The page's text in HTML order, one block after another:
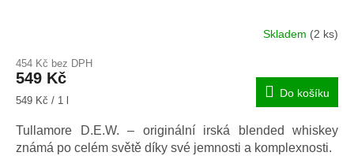
produktu
je
4,0
5
hvězdiček.
Skladem (2 ks)
454 Kč bez DPH
549 Kč
Měrná
549 Kč / 1 l
Do košíku
Tullamore D.E.W. – originální irská blended whiskey
známá po celém světě díky své jemnosti a komplexnosti.